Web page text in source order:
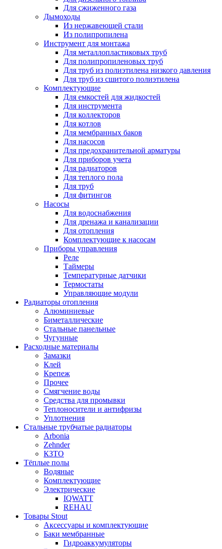
Для сжиженного газа
Дымоходы
Из нержавеющей стали
Из полипропилена
Инструмент для монтажа
Для металлопластиковых труб
Для полипропиленовых труб
Для труб из полиэтилена низкого давления
Для труб из сшитого полиэтилена
Комплектующие
Для емкостей для жидкостей
Для инструмента
Для коллекторов
Для котлов
Для мембранных баков
Для насосов
Для предохранительной арматуры
Для приборов учета
Для радиаторов
Для теплого пола
Для труб
Для фитингов
Насосы
Для водоснабжения
Для дренажа и канализации
Для отопления
Комплектующие к насосам
Приборы управления
Реле
Таймеры
Температурные датчики
Термостаты
Управляющие модули
Радиаторы отопления
Алюминиевые
Биметаллические
Стальные панельные
Чугунные
Расходные материалы
Замазки
Клей
Крепеж
Прочее
Смягчение воды
Средства для промывки
Теплоносители и антифризы
Уплотнения
Стальные трубчатые радиаторы
Arbonia
Zehnder
КЗТО
Тёплые полы
Водяные
Комплектующие
Электрические
IQWATT
REHAU
Товары Stout
Аксессуары и комплектующие
Баки мембранные
Гидроаккумуляторы